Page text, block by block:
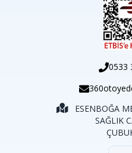
0533
ESENBOĞA
SAĞLIK